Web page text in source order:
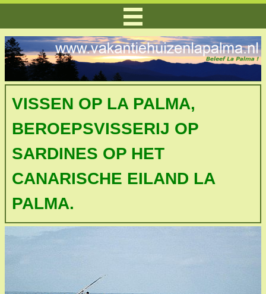
VISSEN OP LA PALMA,
BEROEPSVISSERIJ OP
SARDINES OP HET
CANARISCHE EILAND LA
PALMA.